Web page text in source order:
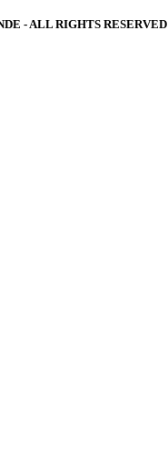
- ALL RIGHTS RESERVED